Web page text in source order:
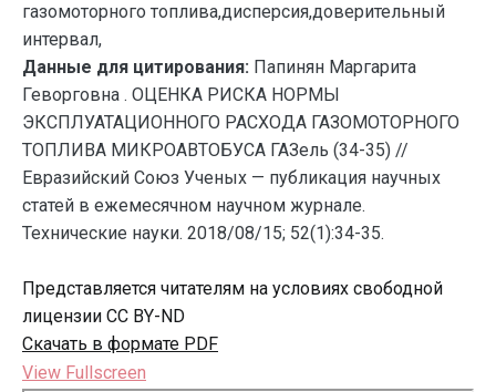
газомоторного топлива,дисперсия,доверительный
интервал,
Данные для цитирования: Папинян Маргарита
Геворговна . ОЦЕНКА РИСКА НОРМЫ
ЭКСПЛУАТАЦИОННОГО РАСХОДА ГАЗОМОТОРНОГО
ТОПЛИВА МИКРОАВТОБУСА ГАЗель (34-35) //
Евразийский Союз Ученых — публикация научных
статей в ежемесячном научном журнале.
Технические науки. 2018/08/15; 52(1):34-35.
Представляется читателям на условиях свободной
лицензии CC BY-ND
Скачать в формате PDF
View Fullscreen